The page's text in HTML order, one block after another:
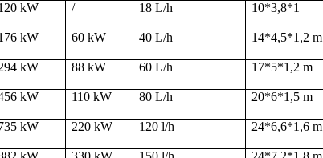
kW / 18 L/h 10*3,8*1
kW 60 kW 40 L/h 14*4,5*1,2 m
kW 88 kW 60 L/h 17*5*1,2 m
kW 110 kW 80 L/h 20*6*1,5 m
kW 220 kW 120 l/h 24*6,6*1,6 m